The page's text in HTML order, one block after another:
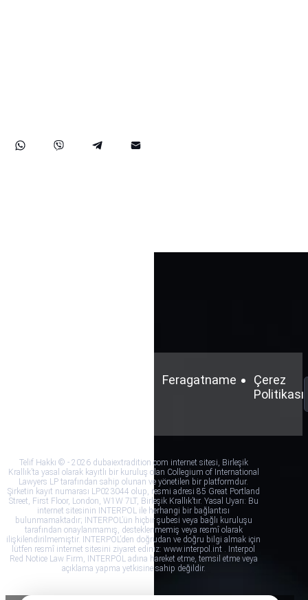
Feragatname
Çerez
Politikası
Telif Hakkı © - 2026 dubaiextradition.com internet sitesi, Birleşik
Krallık’ta yasal olarak kayıtlı bir kuruluş olan Collegium of International
Lawyers LP tarafından sahip olunan ve yönetilen bir platformdur.
Şirketin kayıt numarası LP023044 olup, resmi adresi 85 Great Portland
Street, First Floor, London, W1W 7LT, Birleşik Krallık’tır. Yasal Uyarı: Bu
internet sitesinin INTERPOL ile herhangi bir bağlantısı
bulunmamaktadır; INTERPOL’ün hiçbir şubesi veya bağlı kuruluşu
tarafından onaylanmamış, desteklenmemiş veya resmî olarak
ilişkilendirilmemiştir. INTERPOL’den doğrudan ve doğru bilgi almak için
lütfen resmî internet sitesini ziyaret ediniz: www.interpol.int . Interpol
Red Notice Law Firm, INTERPOL adına hareket etme, temsil etme veya
açıklama yapma yetkisine sahip değildir.